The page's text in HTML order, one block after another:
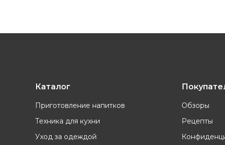
Каталог
Приготовление напитков
Техника для кухни
Уход за одеждой
Обзоры
Рецепты